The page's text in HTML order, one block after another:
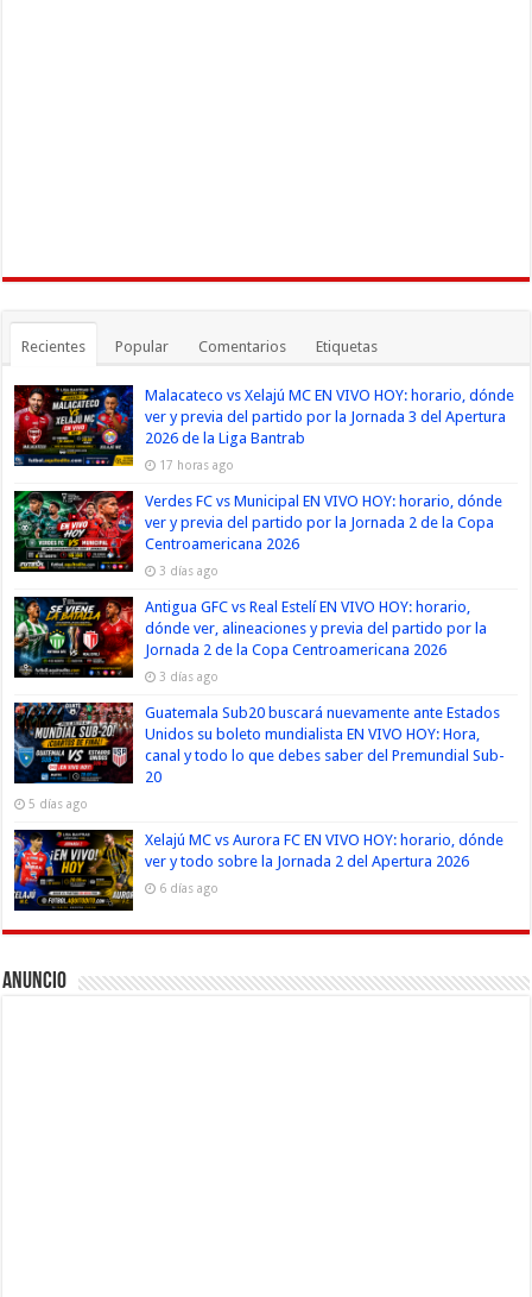
Recientes Popular Comentarios Etiquetas
Malacateco vs Xelajú MC EN VIVO HOY: horario, dónde
ver y previa del partido por la Jornada 3 del Apertura
2026 de la Liga Bantrab
17 horas ago
Verdes FC vs Municipal EN VIVO HOY: horario, dónde
ver y previa del partido por la Jornada 2 de la Copa
Centroamericana 2026
3 días ago
Antigua GFC vs Real Estelí EN VIVO HOY: horario,
dónde ver, alineaciones y previa del partido por la
Jornada 2 de la Copa Centroamericana 2026
3 días ago
Guatemala Sub20 buscará nuevamente ante Estados
Unidos su boleto mundialista EN VIVO HOY: Hora,
canal y todo lo que debes saber del Premundial Sub-
20
5 días ago
Xelajú MC vs Aurora FC EN VIVO HOY: horario, dónde
ver y todo sobre la Jornada 2 del Apertura 2026
6 días ago
Anuncio